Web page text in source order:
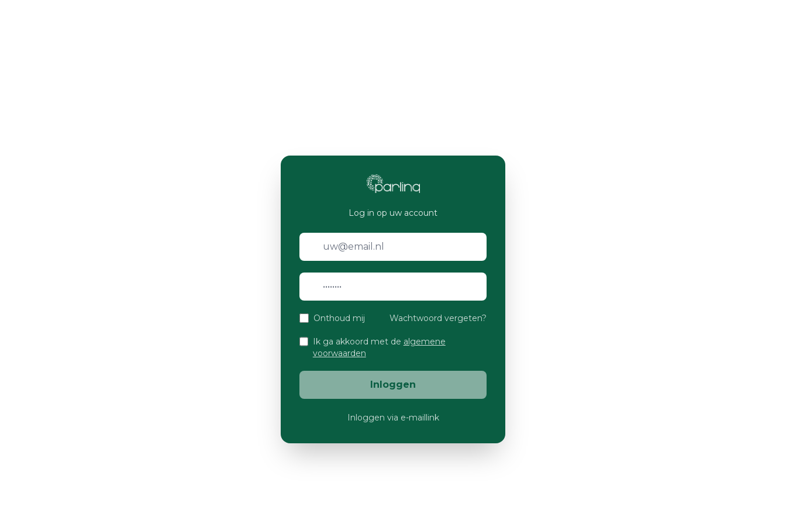
Log in op uw account
Onthoud mij Wachtwoord vergeten?
Ik ga akkoord met de algemene
voorwaarden
Inloggen
Inloggen via e-maillink